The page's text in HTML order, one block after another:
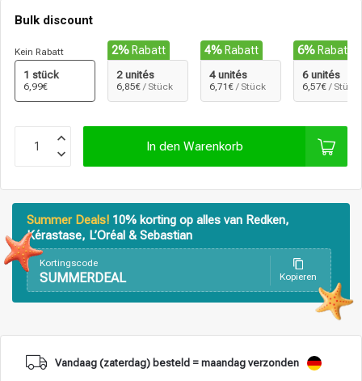
Stylingprodukte Haarfärbung
Bulk discount
Kein Rabatt
1 stück
6,99€
2% Rabatt
2 unités
6,85€ / Stück
4% Rabatt
4 unités
6,71€ / Stück
6% Rabatt
6 unités
6,57€ / Stück
In den Warenkorb
Summer Deals! 10% korting op alles van Redken,
Kérastase, L’Oréal & Sebastian
Kortingscode
SUMMERDEAL Kopieren
Vandaag (zaterdag) besteld = maandag verzonden